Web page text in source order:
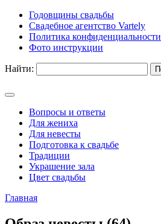
Годовщины свадьбы
Свадебное агентство Vartely
Политика конфиденциальности
Фото инструкции
Найти:
Вопросы и ответы
Для жениха
Для невесты
Подготовка к свадьбе
Традиции
Украшение зала
Цвет свадьбы
Главная